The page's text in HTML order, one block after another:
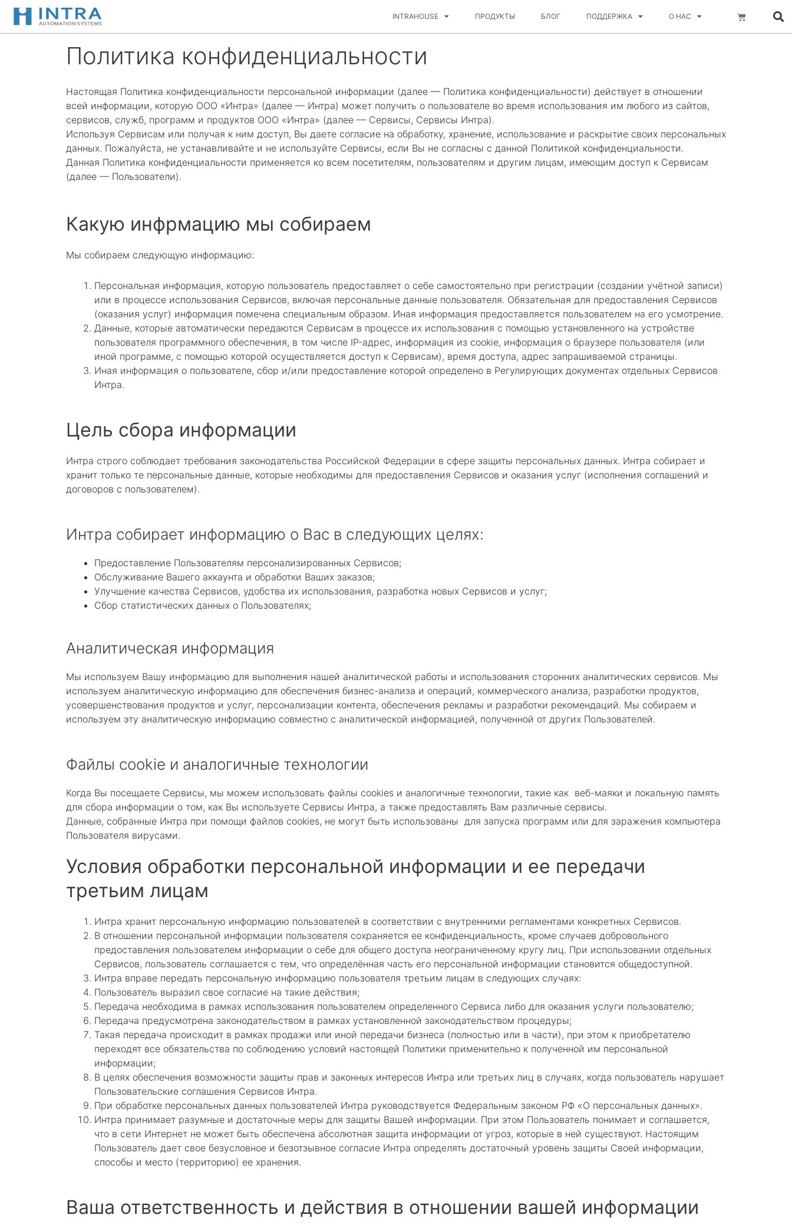
Перейти
содержимому
INTRAHOUSE ПРОДУКТЫ БЛОГ ПОДДЕРЖКА О НАС Корзина
Политика конфиденциальности
Настоящая Политика конфиденциальности персональной информации (далее — Политика конфиденциальности) действует в отношении
всей информации, которую ООО «Интра» (далее — Интра) может получить о пользователе во время использования им любого из сайтов,
сервисов, служб, программ и продуктов ООО «Интра» (далее — Сервисы, Сервисы Интра).
Используя Сервисам или получая к ним доступ, Вы даете согласие на обработку, хранение, использование и раскрытие своих персональных
данных. Пожалуйста, не устанавливайте и не используйте Сервисы, если Вы не согласны с данной Политикой конфиденциальности.
Данная Политика конфиденциальности применяется ко всем посетителям, пользователям и другим лицам, имеющим доступ к Сервисам
(далее — Пользователи).
Какую инфрмацию мы собираем
Мы собираем следующую информацию:
Персональная информация, которую пользователь предоставляет о себе самостоятельно при регистрации (создании учётной записи)
или в процессе использования Сервисов, включая персональные данные пользователя. Обязательная для предоставления Сервисов
(оказания услуг) информация помечена специальным образом. Иная информация предоставляется пользователем на его усмотрение.
Данные, которые автоматически передаются Сервисам в процессе их использования с помощью установленного на устройстве
пользователя программного обеспечения, в том числе IP-адрес, информация из cookie, информация о браузере пользователя (или
иной программе, с помощью которой осуществляется доступ к Сервисам), время доступа, адрес запрашиваемой страницы.
Иная информация о пользователе, сбор и/или предоставление которой определено в Регулирующих документах отдельных Сервисов
Интра.
Цель сбора информации
Интра строго соблюдает требования законодательства Российской Федерации в сфере защиты персональных данных. Интра собирает и
хранит только те персональные данные, которые необходимы для предоставления Сервисов и оказания услуг (исполнения соглашений и
договоров с пользователем).
Интра собирает информацию о Вас в следующих целях:
Предоставление Пользователям персонализированных Сервисов;
Обслуживание Вашего аккаунта и обработки Ваших заказов;
Улучшение качества Сервисов, удобства их использования, разработка новых Сервисов и услуг;
Сбор статистических данных о Пользователях;
Аналитическая информация
Мы используем Вашу информацию для выполнения нашей аналитической работы и использования сторонних аналитических сервисов. Мы
используем аналитическую информацию для обеспечения бизнес-анализа и операций, коммерческого анализа, разработки продуктов,
усовершенствования продуктов и услуг, персонализации контента, обеспечения рекламы и разработки рекомендаций. Мы собираем и
используем эту аналитическую информацию совместно с аналитической информацией, полученной от других Пользователей.
Файлы сookie и аналогичные технологии
Когда Вы посещаете Сервисы, мы можем использовать файлы cookies и аналогичные технологии, такие как веб-маяки и локальную память
для сбора информации о том, как Вы используете Сервисы Интра, а также предоставлять Вам различные сервисы.
Данные, собранные Интра при помощи файлов cookies, не могут быть использованы для запуска программ или для заражения компьютера
Пользователя вирусами.
Условия обработки персональной информации и ее передачи
третьим лицам
Интра хранит персональную информацию пользователей в соответствии с внутренними регламентами конкретных Сервисов.
В отношении персональной информации пользователя сохраняется ее конфиденциальность, кроме случаев добровольного
предоставления пользователем информации о себе для общего доступа неограниченному кругу лиц. При использовании отдельных
Сервисов, пользователь соглашается с тем, что определённая часть его персональной информации становится общедоступной.
Интра вправе передать персональную информацию пользователя третьим лицам в следующих случаях:
Пользователь выразил свое согласие на такие действия;
Передача необходима в рамках использования пользователем определенного Сервиса либо для оказания услуги пользователю;
Передача предусмотрена законодательством в рамках установленной законодательством процедуры;
Такая передача происходит в рамках продажи или иной передачи бизнеса (полностью или в части), при этом к приобретателю
переходят все обязательства по соблюдению условий настоящей Политики применительно к полученной им персональной
информации;
В целях обеспечения возможности защиты прав и законных интересов Интра или третьих лиц в случаях, когда пользователь нарушает
Пользовательские соглашения Сервисов Интра.
При обработке персональных данных пользователей Интра руководствуется Федеральным законом РФ «О персональных данных».
Интра принимает разумные и достаточные меры для защиты Вашей информации. При этом Пользователь понимает и соглашается,
что в сети Интернет не может быть обеспечена абсолютная защита информации от угроз, которые в ней существуют. Настоящим
Пользователь дает свое безусловное и безотзывное согласие Интра определять достаточный уровень защиты Своей информации,
способы и место (территорию) ее хранения.
Ваша ответственность и действия в отношении вашей информации